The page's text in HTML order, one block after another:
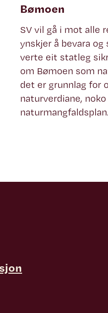
Bømoen
SV vil gå i mot alle
ynskjer å bevara
verte eit statleg
om Bømoen som
det er grunnlag for
naturverdiane,
naturmangfaldsplan.